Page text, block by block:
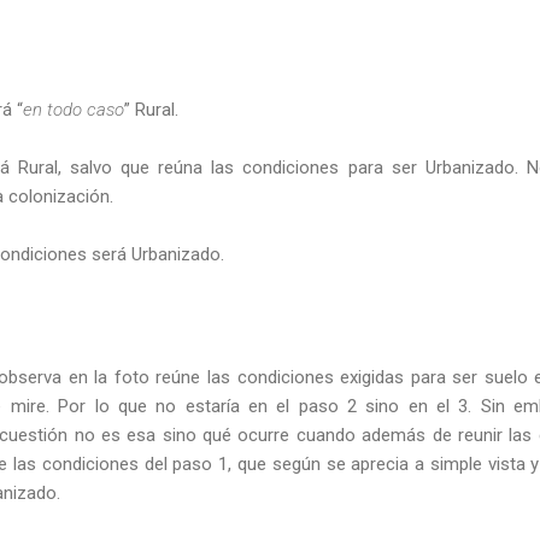
“en todo caso” Rural.
Rural, salvo que reúna las condiciones para ser Urbanizado.
colonización.
será Urbanizado.
en la foto reúne las condiciones exigidas para ser suelo
mire. Por lo que no estaría en el paso 2 sino en el 3. Sin
no es esa sino qué ocurre cuando además de reunir
las condiciones del paso 1, que según se aprecia a simple vista